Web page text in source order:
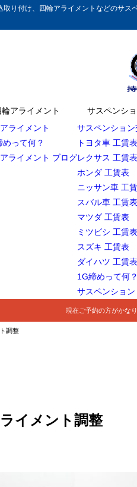
り付け、四輪アライメントなどのサ
輪アライメント
ライメント
めって何？
ライメント ブログ
サスペンシ
サスペンション
トヨタ車 工賃表
レクサス 工賃表
ホンダ 工賃表
ニッサン車 工
スバル車 工賃表
マツダ 工賃表
ミツビシ 工賃表
スズキ 工賃表
ダイハツ 工賃表
1G締めって何？
サスペンショ
現在ご予約の方がかな
調整
イメント調整